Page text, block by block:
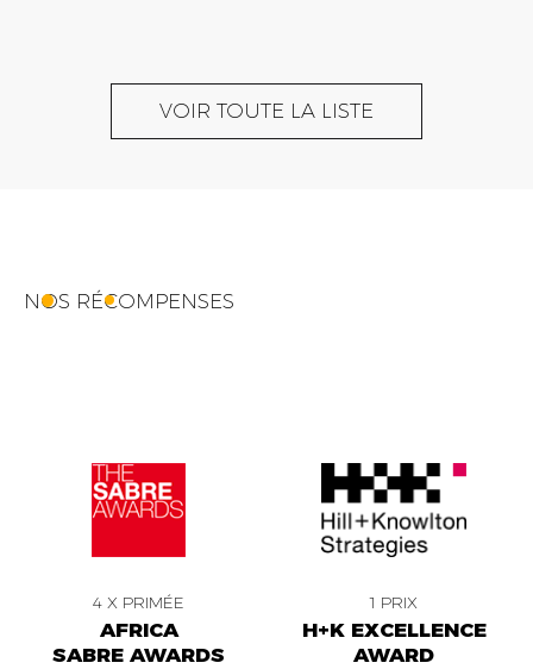
VOIR TOUTE LA LISTE
NOS RÉCOMPENSES
4 X PRIMÉE
AFRICA
SABRE AWARDS
1 PRIX
H+K EXCELLENCE
AWARD